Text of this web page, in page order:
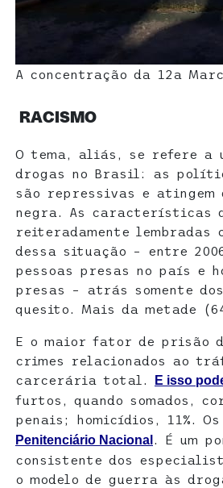
A concentração da 12a
RACISMO
O tema, aliás, se refere a
drogas no Brasil: as
são repressivas e atingem
negra. As características
reiteradamente lembradas
dessa situação – entre
pessoas presas no país e
presas – atrás somente
quesito. Mais da metade
E o maior fator de prisão
crimes relacionados ao
carcerária total.
E isso
furtos, quando somados,
penais; homicídios, 11%.
Penitenciário Nacional . É um
consistente dos
o modelo de guerra às